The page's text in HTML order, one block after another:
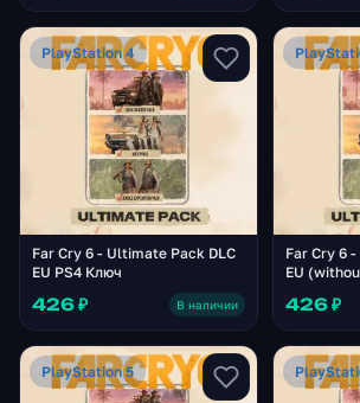
PlayStation 4
Far Cry 6 - Ultimate Pack DLC
EU PS4 Ключ
426 ₽ В наличии
Far Cry 6
EU
426 ₽
PlayStation 5